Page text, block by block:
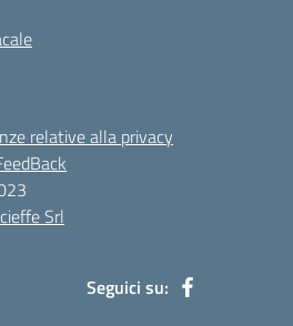
relative alla privacy
Srl
Seguici su: